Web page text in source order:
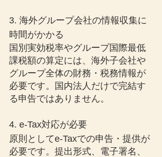
3. 海外グループ会社の情報収集に
時間がかかる
国別実効税率やグループ国際最低
課税額の算定には、海外子会社や
グループ全体の財務・税務情報が
必要です。国内法人だけで完結す
る申告ではありません。
4. e-Tax対応が必要
原則としてe-Taxでの申告・提供が
必要です。提出形式、電子署名、